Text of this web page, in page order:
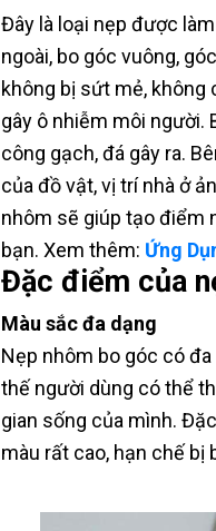
Đây là loại nẹp được
ngoài, bo góc vuông,
không bị sứt mẻ,
gây ô nhiễm môi người.
công gạch, đá gây ra.
của đồ vật, vị trí nhà ở
nhôm sẽ giúp tạo điểm
bạn. Xem thêm: Ứng
Đặc điểm của
Màu sắc đa dạng
Nẹp nhôm bo góc có
thế người dùng có thể
gian sống của mình.
màu rất cao, hạn chế bị